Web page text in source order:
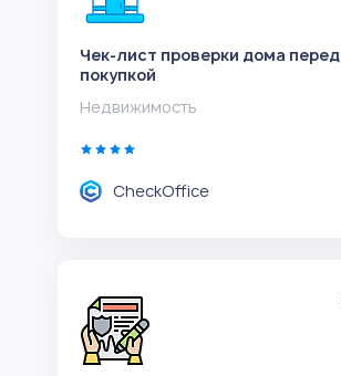
Чек-лист проверки дома перед
покупкой
Недвижимость
CheckOffice